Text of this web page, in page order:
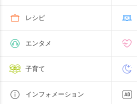
レシピ
エンタメ
子育て
インフォメーション